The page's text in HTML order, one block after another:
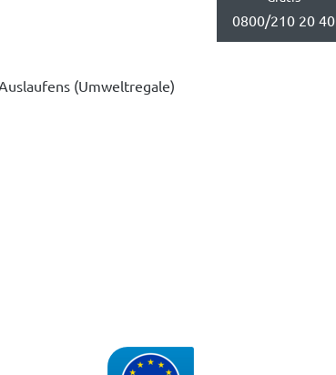
(Umweltregale)
0800/210 20 40